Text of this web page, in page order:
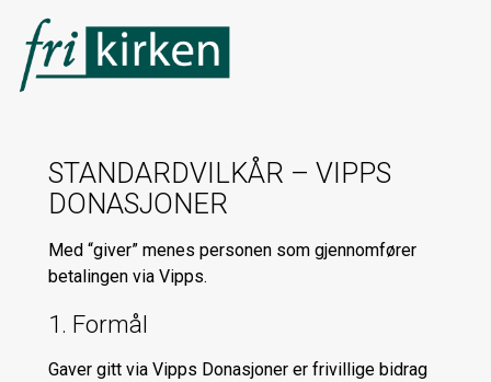
STANDARDVILKÅR – VIPPS
DONASJONER
Med “giver” menes personen som gjennomfører
betalingen via Vipps.
1. Formål
Gaver gitt via Vipps Donasjoner er frivillige bidrag